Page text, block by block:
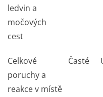
ledvin a
močových
cest
Celkové
poruchy a
reakce v místě
Časté